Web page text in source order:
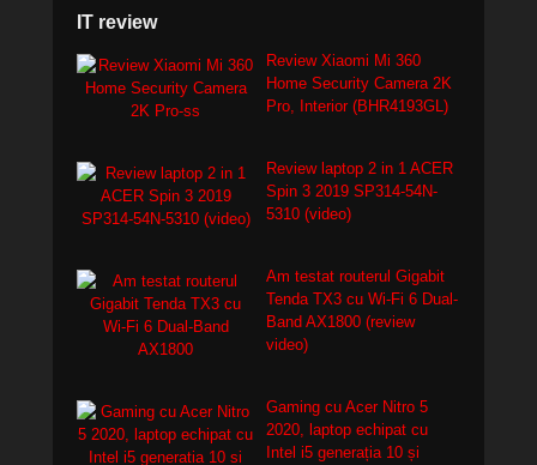
IT review
Review Xiaomi Mi 360
Home Security Camera 2K
Pro, Interior (BHR4193GL)
Review laptop 2 in 1 ACER
Spin 3 2019 SP314-54N-
5310 (video)
Am testat routerul Gigabit
Tenda TX3 cu Wi-Fi 6 Dual-
Band AX1800 (review
video)
Gaming cu Acer Nitro 5
2020, laptop echipat cu
Intel i5 generația 10 și